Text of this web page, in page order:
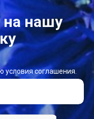
нашу
условия соглашения.